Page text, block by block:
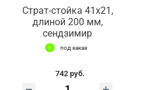
Страт-стойка 41х21,
длиной 200 мм,
сендзимир
под заказ
742 руб.